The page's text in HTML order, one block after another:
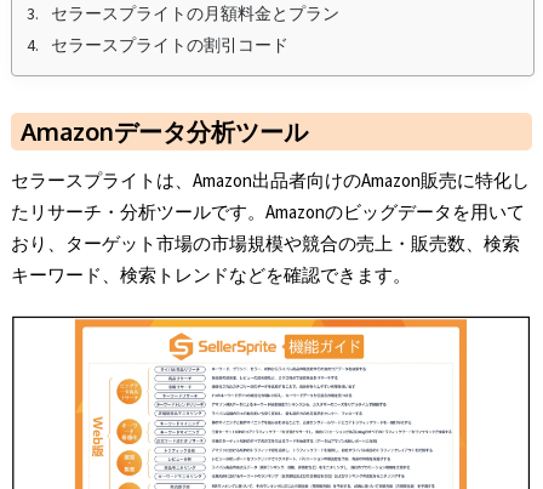
セラースプライトの月額料金とプラン
セラースプライトの割引コード
Amazonデータ分析ツール
セラースプライトは、Amazon出品者向けのAmazon販売に特化し
たリサーチ・分析ツールです。Amazonのビッグデータを用いて
おり、ターゲット市場の市場規模や競合の売上・販売数、検索
キーワード、検索トレンドなどを確認できます。